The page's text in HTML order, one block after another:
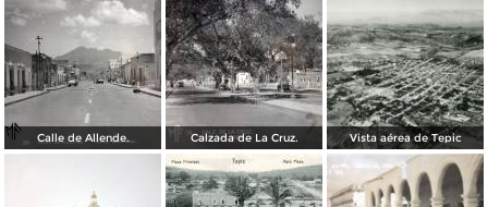
Calle de Allende. Calzada de La Cruz. Vista aérea de Tepic